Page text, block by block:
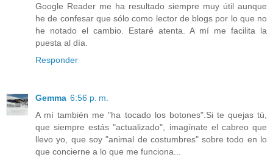
Google Reader me ha resultado siempre muy útil aunque
he de confesar que sólo como lector de blogs por lo que no
he notado el cambio. Estaré atenta. A mí me facilita la
puesta al día.
Responder
Gemma 6:56 p. m.
A mí también me "ha tocado los botones".Si te quejas tú,
que siempre estás "actualizado", imagínate el cabreo que
llevo yo, que soy "animal de costumbres" sobre todo en lo
que concierne a lo que me funciona...